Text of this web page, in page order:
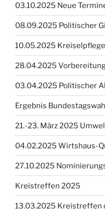
03.10.2025 Neue
08.09.2025 Politischer
10.05.2025 Kreiselpflege
28.04.2025
03.04.2025 Politischer
Ergebnis
21.-23. März 2025
04.02.2025 Wirtshaus-
27.10.2025
Kreistreffen 2025
13.03.2025 Kreistreffen